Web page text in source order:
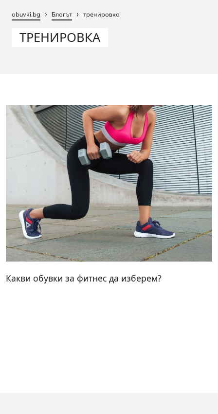
obuvki.bg › Блогът › тренировка
ТРЕНИРОВКА
Какви обувки за фитнес да изберем?